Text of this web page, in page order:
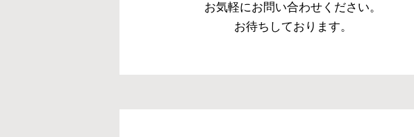
お気軽にお問い合わせください。
お待ちしております。